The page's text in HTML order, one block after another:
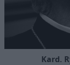
Kard.